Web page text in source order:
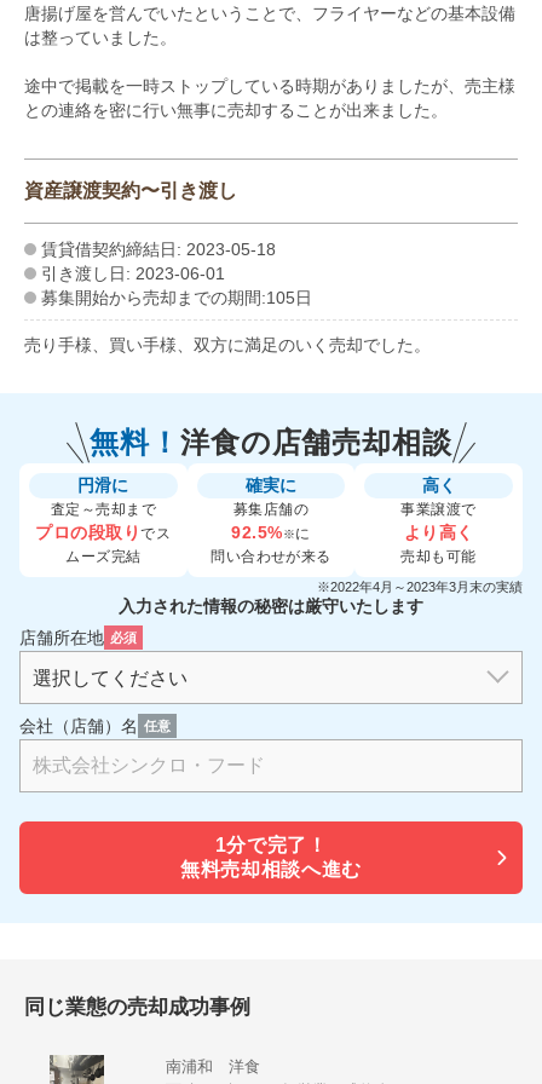
唐揚げ屋を営んでいたということで、フライヤーなどの基本設備
は整っていました。
途中で掲載を一時ストップしている時期がありましたが、売主様
との連絡を密に行い無事に売却することが出来ました。
資産譲渡契約〜引き渡し
賃貸借契約締結日: 2023-05-18
引き渡し日: 2023-06-01
募集開始から売却までの期間:105日
売り手様、買い手様、双方に満足のいく売却でした。
無料！ 洋食の店舗売却相談
円滑に
査定～売却まで
プロの段取りでス
ムーズ完結
確実に
募集店舗の
92.5%※に
問い合わせが来る
高く
事業譲渡で
より高く
売却も可能
※2022年4月～2023年3月末の実績
入力された情報の秘密は厳守いたします
店舗所在地 必須
会社（店舗）名 任意
1分で完了！
無料売却相談へ進む
同じ業態の売却成功事例
南浦和 洋食